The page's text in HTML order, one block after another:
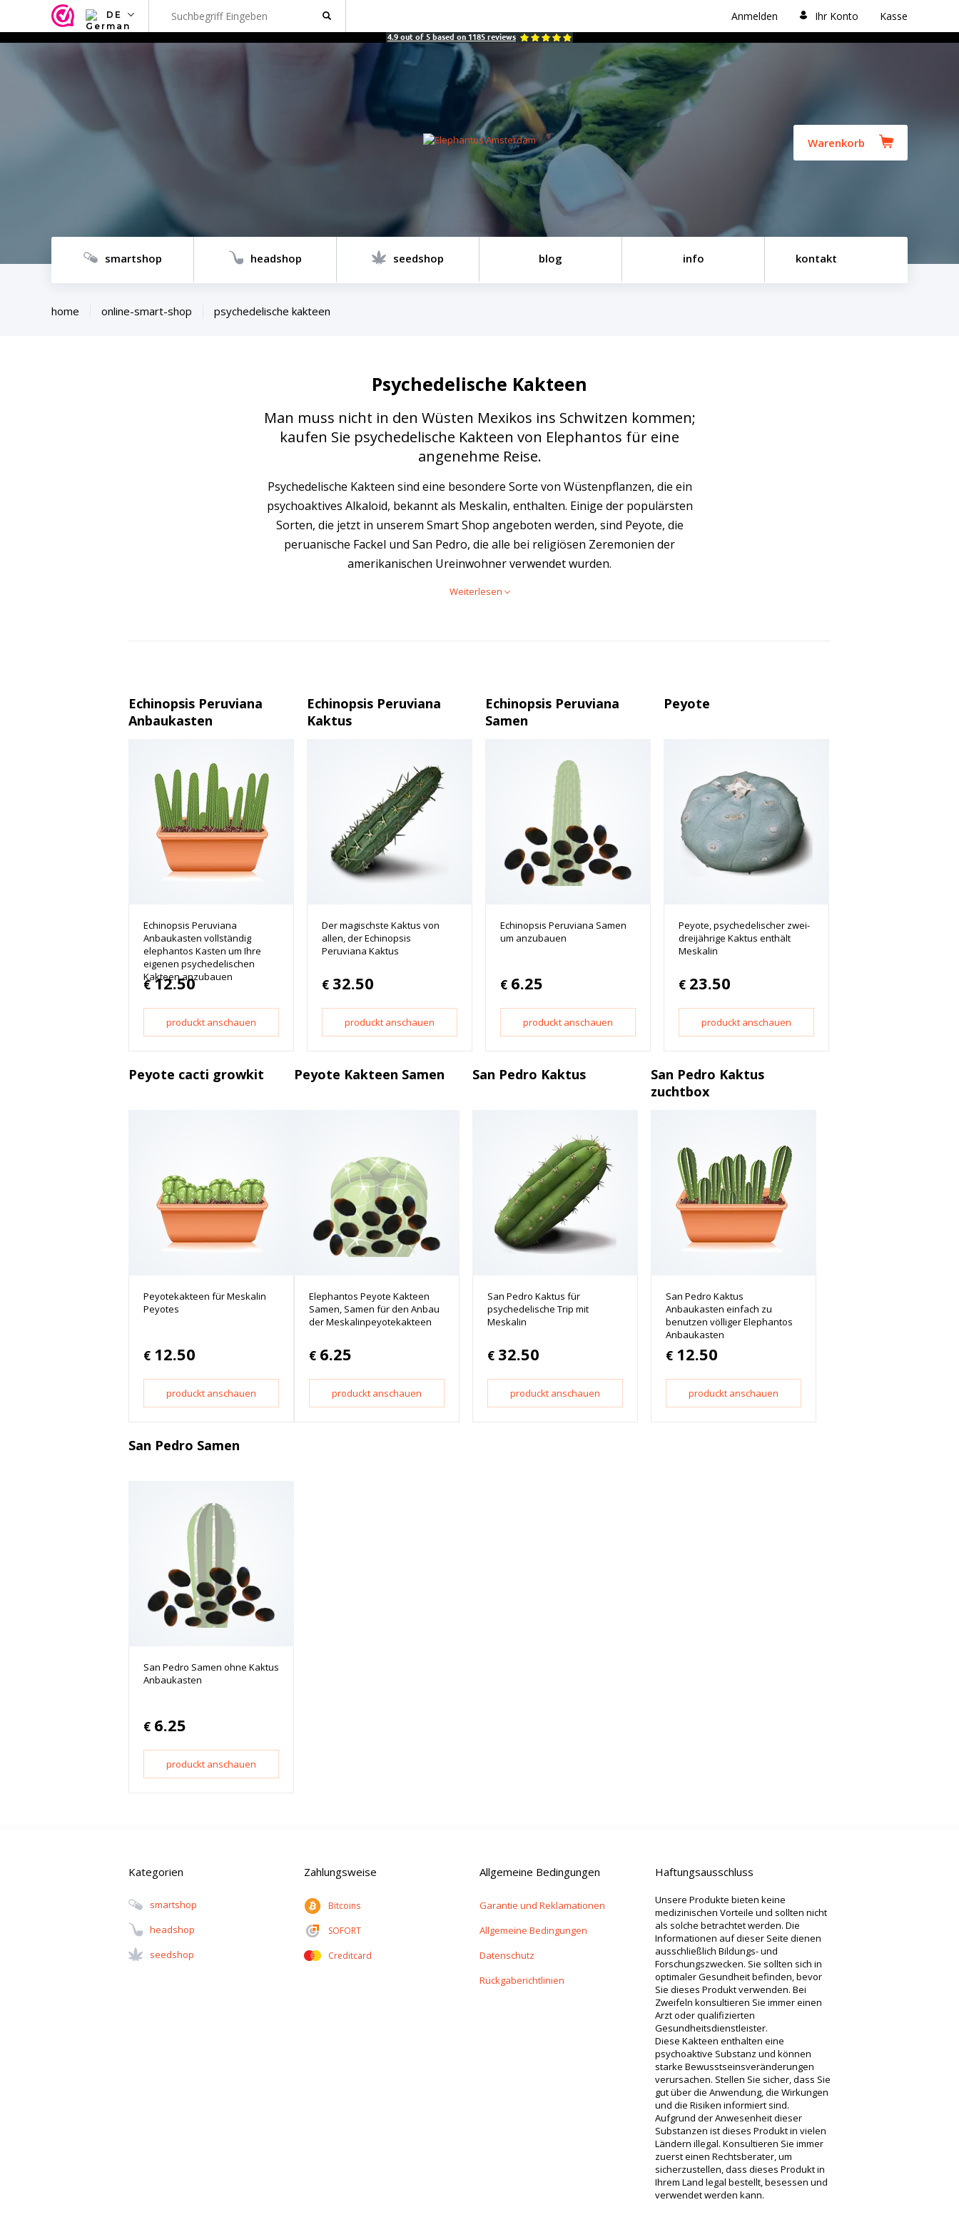
DE Anmelden Ihr Konto Kasse
4.9 out of 5 based on 1185 reviews
Warenkorb
smartshop headshop seedshop blog info kontakt
home online-smart-shop psychedelische kakteen
Psychedelische Kakteen
Man muss nicht in den Wüsten Mexikos ins Schwitzen kommen;
kaufen Sie psychedelische Kakteen von Elephantos für eine
angenehme Reise.
Psychedelische Kakteen sind eine besondere Sorte von Wüstenpflanzen, die ein
psychoaktives Alkaloid, bekannt als Meskalin, enthalten. Einige der populärsten
Sorten, die jetzt in unserem Smart Shop angeboten werden, sind Peyote, die
peruanische Fackel und San Pedro, die alle bei religiösen Zeremonien der
amerikanischen Ureinwohner verwendet wurden.
Weiterlesen
Echinopsis Peruviana
Anbaukasten
Echinopsis Peruviana
Anbaukasten vollständig
elephantos Kasten um Ihre
eigenen psychedelischen
Kakteen anzubauen
€ 12.50
produckt anschauen
Echinopsis Peruviana
Kaktus
Der magischste Kaktus von
allen, der Echinopsis
Peruviana Kaktus
€ 32.50
produckt anschauen
Echinopsis Peruviana
Samen
Echinopsis Peruviana Samen
um anzubauen
€ 6.25
produckt anschauen
Peyote
Peyote, psychedelischer zwei-
dreijährige Kaktus enthält
Meskalin
€ 23.50
produckt anschauen
Peyote cacti growkit
Peyotekakteen für Meskalin
Peyotes
€ 12.50
produckt anschauen
Peyote Kakteen Samen
Elephantos Peyote Kakteen
Samen, Samen für den Anbau
der Meskalinpeyotekakteen
€ 6.25
produckt anschauen
San Pedro Kaktus
San Pedro Kaktus für
psychedelische Trip mit
Meskalin
€ 32.50
produckt anschauen
San Pedro Kaktus
zuchtbox
San Pedro Kaktus
Anbaukasten einfach zu
benutzen völliger Elephantos
Anbaukasten
€ 12.50
produckt anschauen
San Pedro Samen
San Pedro Samen ohne Kaktus
Anbaukasten
€ 6.25
produckt anschauen
Kategorien
Smartshop
Headshop
Seedshop
Zahlungsweise
Bitcoins
SOFORT
Creditcard
Allgemeine Bedingungen
Garantie und Reklamationen
Allgemeine Bedingungen
Datenschutz
Rückgaberichtlinien
Haftungsausschluss
Unsere Produkte bieten keine
medizinischen Vorteile und sollten nicht
als solche betrachtet werden. Die
Informationen auf dieser Seite dienen
ausschließlich Bildungs- und
Forschungszwecken. Sie sollten sich in
optimaler Gesundheit befinden, bevor
Sie dieses Produkt verwenden. Bei
Zweifeln konsultieren Sie immer einen
Arzt oder qualifizierten
Gesundheitsdienstleister.
Diese Kakteen enthalten eine
psychoaktive Substanz und können
starke Bewusstseinsveränderungen
verursachen. Stellen Sie sicher, dass Sie
gut über die Anwendung, die Wirkungen
und die Risiken informiert sind.
Aufgrund der Anwesenheit dieser
Substanzen ist dieses Produkt in vielen
Ländern illegal. Konsultieren Sie immer
zuerst einen Rechtsberater, um
sicherzustellen, dass dieses Produkt in
Ihrem Land legal bestellt, besessen und
verwendet werden kann.